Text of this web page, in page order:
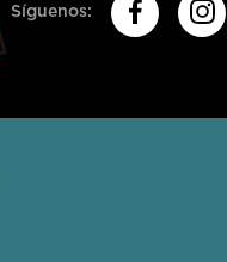
Síguenos: